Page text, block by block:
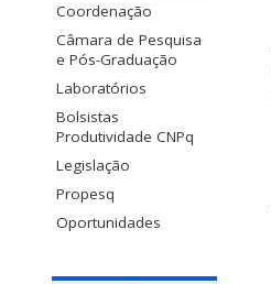
Coordenação
Câmara de Pesquisa
e Pós-Graduação
Laboratórios
Bolsistas
Produtividade CNPq
Legislação
Propesq
Oportunidades